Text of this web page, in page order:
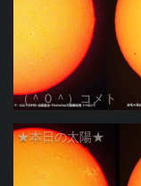
（＾０＾）コメト
★本日の太陽★